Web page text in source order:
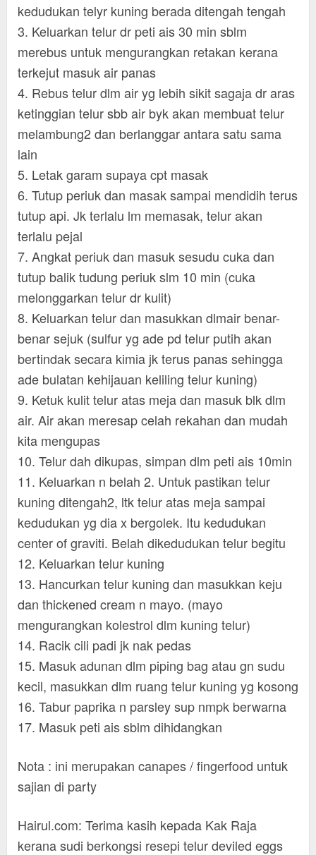
kedudukan telyr kuning berada ditengah tengah
3. Keluarkan telur dr peti ais 30 min sblm
merebus untuk mengurangkan retakan kerana
terkejut masuk air panas
4. Rebus telur dlm air yg lebih sikit sagaja dr aras
ketinggian telur sbb air byk akan membuat telur
melambung2 dan berlanggar antara satu sama
lain
5. Letak garam supaya cpt masak
6. Tutup periuk dan masak sampai mendidih terus
tutup api. Jk terlalu lm memasak, telur akan
terlalu pejal
7. Angkat periuk dan masuk sesudu cuka dan
tutup balik tudung periuk slm 10 min (cuka
melonggarkan telur dr kulit)
8. Keluarkan telur dan masukkan dlmair benar-
benar sejuk (sulfur yg ade pd telur putih akan
bertindak secara kimia jk terus panas sehingga
ade bulatan kehijauan keliling telur kuning)
9. Ketuk kulit telur atas meja dan masuk blk dlm
air. Air akan meresap celah rekahan dan mudah
kita mengupas
10. Telur dah dikupas, simpan dlm peti ais 10min
11. Keluarkan n belah 2. Untuk pastikan telur
kuning ditengah2, ltk telur atas meja sampai
kedudukan yg dia x bergolek. Itu kedudukan
center of graviti. Belah dikedudukan telur begitu
12. Keluarkan telur kuning
13. Hancurkan telur kuning dan masukkan keju
dan thickened cream n mayo. (mayo
mengurangkan kolestrol dlm kuning telur)
14. Racik cili padi jk nak pedas
15. Masuk adunan dlm piping bag atau gn sudu
kecil, masukkan dlm ruang telur kuning yg kosong
16. Tabur paprika n parsley sup nmpk berwarna
17. Masuk peti ais sblm dihidangkan
Nota : ini merupakan canapes / fingerfood untuk
sajian di party
Hairul.com: Terima kasih kepada Kak Raja
kerana sudi berkongsi resepi telur deviled eggs